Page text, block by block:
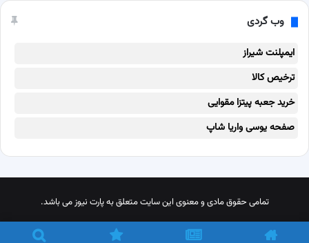
وب گردی
ایمپلنت شیراز
ترخیص کالا
خرید جعبه پیتزا مقوایی
صفحه یوسی واریا شاپ
تمامی حقوق مادی و معنوی این سایت متعلق به پارت نیوز می باشد.
اینستاگرامتلگرام